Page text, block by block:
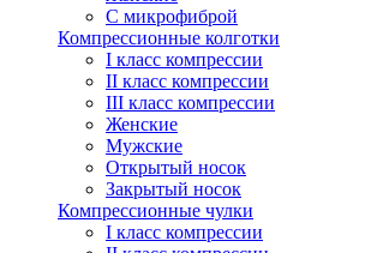
С микрофиброй
Компрессионные колготки
I класс компрессии
II класс компрессии
III класс компрессии
Женские
Мужские
Открытый носок
Закрытый носок
Компрессионные чулки
I класс компрессии